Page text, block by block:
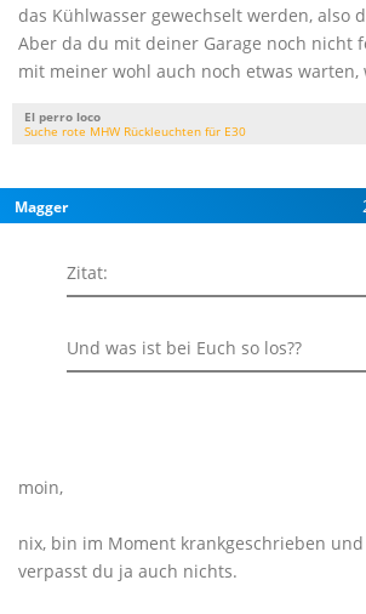
das Kühlwasser gewechselt werden, also
Aber da du mit deiner Garage noch nicht
mit meiner wohl auch noch etwas warten,
El perro loco
Suche rote MHW Rückleuchten für E30
Magger
Zitat:
Und was ist bei Euch so los??
moin,
nix, bin im Moment krankgeschrieben
verpasst du ja auch nichts.